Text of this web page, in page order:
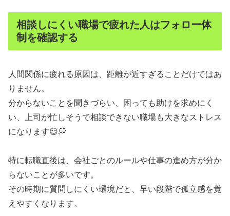
相談しにくい職場で疲れた人はフォロー体
制を確認する
人間関係に疲れる原因は、距離が近すぎることだけではあ
りません。
分からないことを聞きづらい、困っても助けを求めにく
い、上司が忙しそうで相談できない職場も大きなストレス
になります😌💭
特に転職直後は、会社ごとのルールや仕事の進め方が分か
らないことが多いです。
その時期に質問しにくい環境だと、早い段階で孤立感を覚
えやすくなります。